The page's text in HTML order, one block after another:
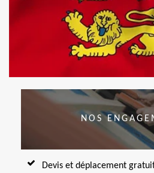
NOS
Devis et déplacement